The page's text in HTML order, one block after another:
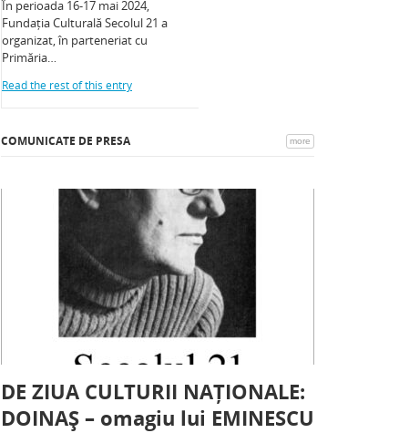
În perioada 16-17 mai 2024,
Fundația Culturală Secolul 21 a
organizat, în parteneriat cu
Primăria…
Read the rest of this entry
COMUNICATE DE PRESA more
DE ZIUA CULTURII NAȚIONALE:
DOINAȘ – omagiu lui EMINESCU